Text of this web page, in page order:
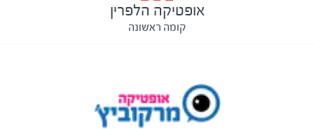
אופטיקה הלפרין
קומה ראשונה